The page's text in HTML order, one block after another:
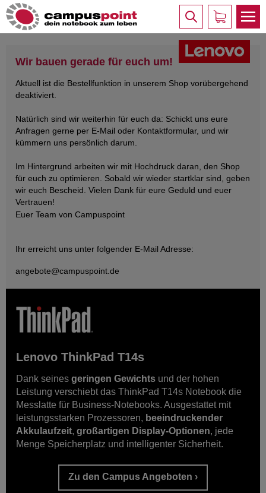
Wir bauen gerade für euch um!
Aktuell ist die Bestellfunktion in unserem Shop vorübergehend
deaktiviert.
Natürlich sind wir weiterhin für euch da: Schickt uns eure
Anfragen gerne per E-Mail oder Kontaktformular, und wir
kümmern uns persönlich darum.
Im Hintergrund arbeiten wir mit Hochdruck daran, den Shop
für euch zu optimieren. Sobald wir wieder startklar sind, geben
wir euch Bescheid. Vielen Dank für eure Geduld und euer
Vertrauen!
Euer Team von Campuspoint
Ihr erreicht uns unter folgender E-Mail Adresse:
angebote@campuspoint.de
Lenovo ThinkPad T14s
Dank seinesgeringen Gewichts und der hohen
Leistung verschiebt das ThinkPad T14s Notebook die
Messlatte für Business-Notebooks. Ausgestattet mit
leistungsstarken Prozessoren, beeindruckender
Akkulaufzeit,großartigen Display-Optionen, jede
Menge Speicherplatz und intelligenter Sicherheit.
Zu den Campus Angeboten ›